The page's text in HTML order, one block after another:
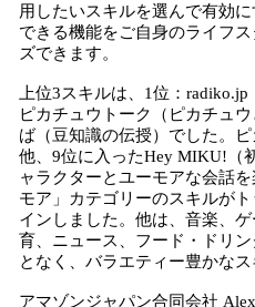
用したいスキルを選んで有効
できる機能をご自身のライフ
ズできます。
上位3スキルは、1位：
ピカチュウトーク（ピカチュ
ば（豆知識の伝授）でした。
他、9位に入ったHey MIKU!（
ャラクターとユーモアな会話
モア」カテゴリーのスキルが
インしました。他は、音楽、
育、ニュース、フード・ドリ
となく、バラエティー豊かな
アマゾンジャパン合同会社